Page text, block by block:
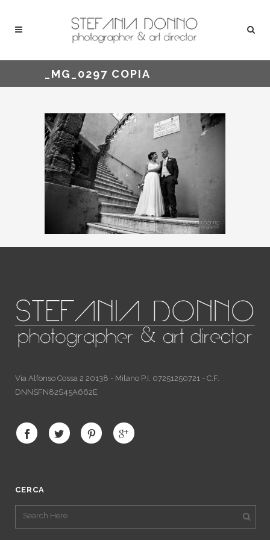
_MG_0297 COPIA
Via Alfonso Cossa 2 20138 - Milano P.I. 07251250721 - C.F.
DNNSFN82S45A662E
CERCA